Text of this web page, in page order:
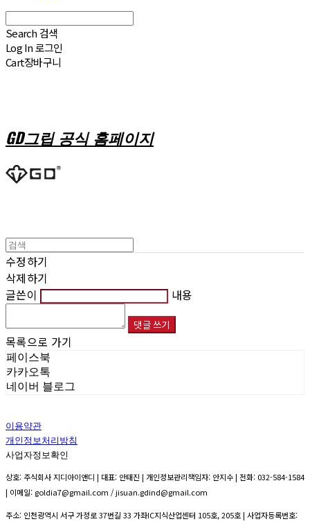
Search 검색
Log In로그인
Cart장바구니
GD그립 공식 홈페이지
수정하기
삭제하기
글쓴이
내용
댓글 쓰기
목록으로 가기
페이스북
카카오톡
네이버 블로그
이용약관
개인정보처리방침
사업자정보확인
상호: 주식회사 지디아이앤디 | 대표: 안태진 | 개인정보관리책임자: 안지수 | 전화: 032-584-1584
| 이메일: goldia7@gmail.com / jisuan.gdind@gmail.com
주소: 인천광역시 서구 가정로 37번길 33 가좌IC지식산업센터 105호, 205호 | 사업자등록번호: